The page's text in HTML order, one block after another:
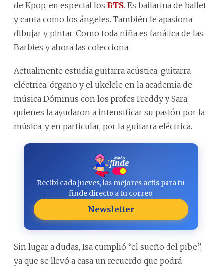
de Kpop, en especial los BTS. Es bailarina de ballet
y canta como los ángeles. También le apasiona
dibujar y pintar. Como toda niña es fanática de las
Barbies y ahora las colecciona.
Actualmente estudia guitarra acústica, guitarra
eléctrica, órgano y el ukelele en la academia de
música Dóminus con los profes Freddy y Sara,
quienes la ayudaron a intensificar su pasión por la
música, y en particular, por la guitarra eléctrica.
Recibí cada jueves, las mejores actis para tu
finde directo a tu correo
Newsletter
Sin lugar a dudas, Isa cumplió “el sueño del pibe”,
ya que se llevó a casa un recuerdo que podrá